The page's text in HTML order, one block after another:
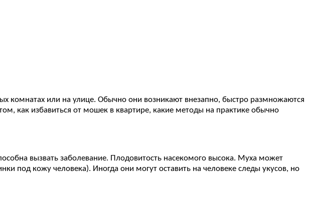
комнатах или на улице. Обычно они возникают внезапно, быстро размножаются
как избавиться от мошек в квартире, какие методы на практике обычно
вызвать заболевание. Плодовитость насекомого высока. Муха может
под кожу человека). Иногда они могут оставить на человеке следы укусов, но